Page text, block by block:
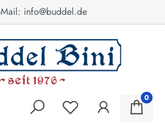
Mail: info@buddel.de
0